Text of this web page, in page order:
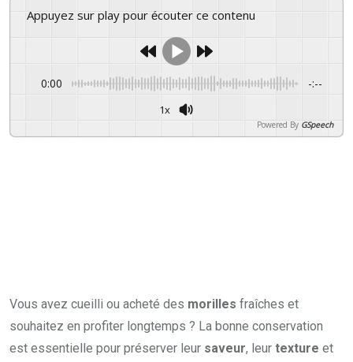
Appuyez sur play pour écouter ce contenu
0:00 -:--
1x
Powered By GSpeech
Vous avez cueilli ou acheté des morilles fraîches et
souhaitez en profiter longtemps ? La bonne conservation
est essentielle pour préserver leur saveur, leur texture et